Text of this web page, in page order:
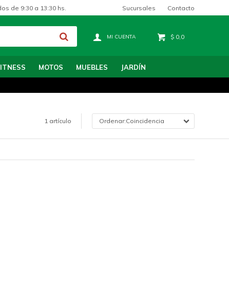
MOTOS MUEBLES JARDÍN
$ 0,0
de 9:30 a 13:30 hs. Sucursales Contacto
1 artículo Coincidencia